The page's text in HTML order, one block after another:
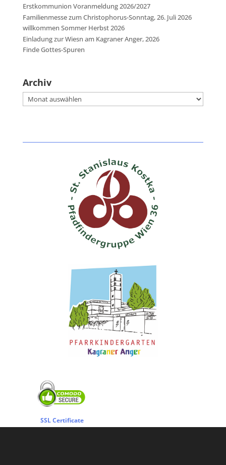
Erstkommunion Voranmeldung 2026/2027
Familienmesse zum Christophorus-Sonntag, 26. Juli 2026
willkommen Sommer Herbst 2026
Einladung zur Wiesn am Kagraner Anger, 2026
Finde Gottes-Spuren
Archiv
Archiv
SSL Certificate